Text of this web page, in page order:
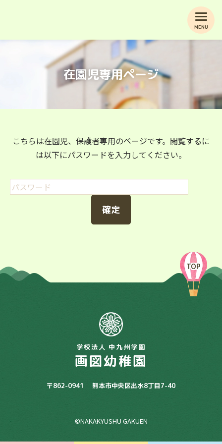
在園児専用ページ
MENU
こちらは在園児、保護者専用のページです。閲覧するに
は以下にパスワードを入力してください。
TOP
学校法人 中九州学園
画図幼稚園
〒862-0941 熊本市中央区出水8丁目7-40
©NAKAKYUSHU GAKUEN